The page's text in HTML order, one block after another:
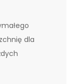
dla